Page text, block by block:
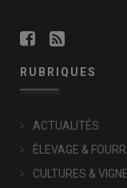
RUBRIQUES
ACTUALITÉS
ÉLEVAGE &
CULTURES & VIGNE